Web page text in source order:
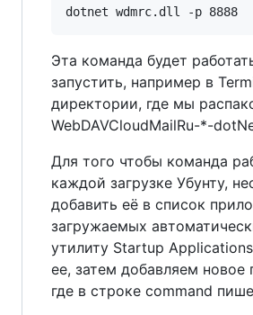
Эта команда будет
запустить, например в
директории, где мы
WebDAVCloudMailRu-*-
Для того чтобы команда
каждой загрузке Убунту,
добавить её в список
загружаемых
утилиту Startup
ее, затем добавляем новое
где в строке command